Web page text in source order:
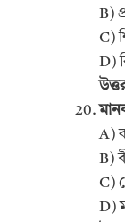
B)
C)
D)
A)
B)
C)
D)